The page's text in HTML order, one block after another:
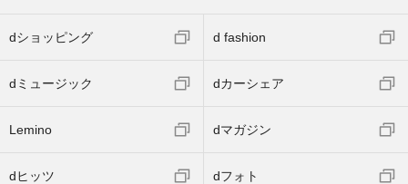
dショッピング d fashion
dミュージック dカーシェア
Lemino dマガジン
dヒッツ dフォト